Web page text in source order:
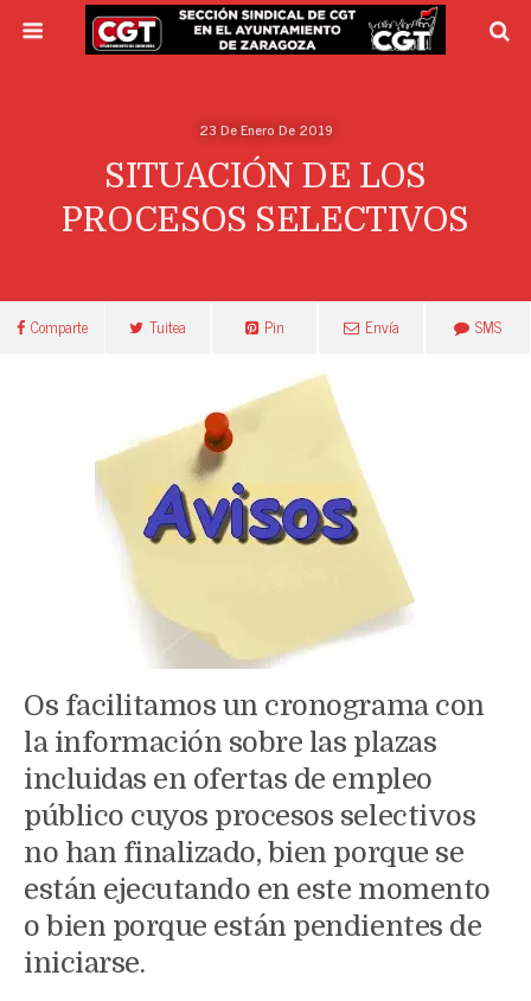
23 De Enero De 2019
SITUACIÓN DE LOS
PROCESOS SELECTIVOS
Comparte Tuitea Pin Envía SMS
Os facilitamos un cronograma con
la información sobre las plazas
incluidas en ofertas de empleo
público cuyos procesos selectivos
no han finalizado, bien porque se
están ejecutando en este momento
o bien porque están pendientes de
iniciarse.